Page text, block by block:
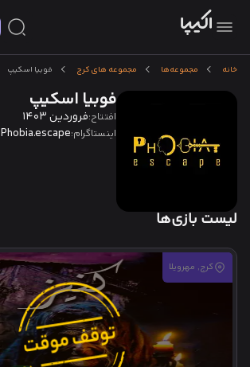
خانه مجموعه‌ها مجموعه های کرج فوبیا اسکیپ
فوبیا اسکیپ
افتتاح:فروردین 1403
اینستاگرام:Phobia.escape
لیست بازی‌ها
کرج, مهرویلا